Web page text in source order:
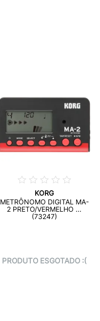
KORG
METRÔNOMO DIGITAL MA-
2 PRETO/VERMELHO ...
(73247)
PRODUTO ESGOTADO :(